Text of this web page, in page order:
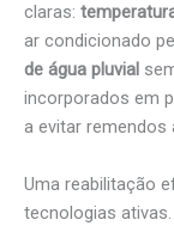
claras:
ar condicionado
de água pluvial
incorporados em
a evitar remendos
Uma reabilitação
tecnologias